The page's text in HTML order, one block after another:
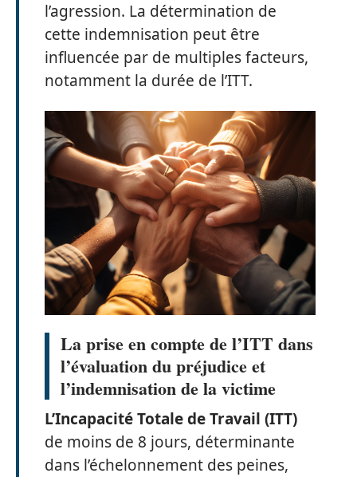
l’agression. La détermination de
cette indemnisation peut être
influencée par de multiples facteurs,
notamment la durée de l’ITT.
La prise en compte de l’ITT dans
l’évaluation du préjudice et
l’indemnisation de la victime
L’Incapacité Totale de Travail (ITT)
de moins de 8 jours, déterminante
dans l’échelonnement des peines,